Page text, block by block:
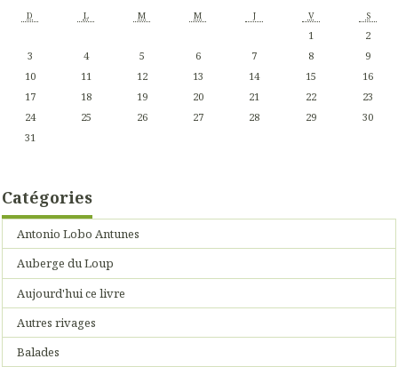
D L M M J V S
1
2
3
4 5 6 7 8
9
10
11 12 13 14 15
16
17
18 19 20 21 22
23
24
25 26 27 28 29
30
31
Catégories
Antonio Lobo Antunes
Auberge du Loup
Aujourd'hui ce livre
Autres rivages
Balades